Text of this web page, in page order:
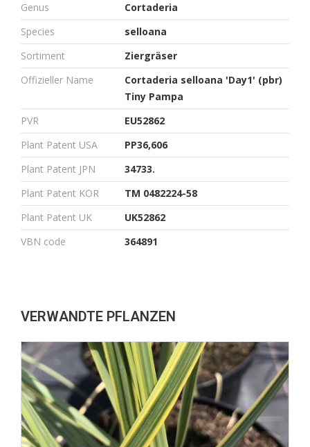
Genus
Cortaderia
Species
selloana
Sortiment
Ziergräser
Offizieller Name
Cortaderia selloana 'Day1' (pbr)
Tiny Pampa
PVR
EU52862
Plant Patent USA
PP36,606
Plant Patent JPN
34733.
Plant Patent KOR
TM 0482224-58
Plant Patent UK
UK52862
VBN code
364891
VERWANDTE PFLANZEN